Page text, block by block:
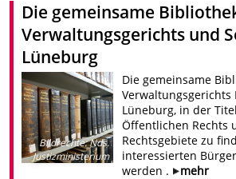
Die gemeinsame
Verwaltungsgerichts und
Lüneburg
Bildrechte:Nds.
Justizministerium
Die gemeinsame
Verwaltungsgerichts
Lüneburg, in der
Öffentlichen Rechts
Rechtsgebiete zu
interessierten
werden .
mehr